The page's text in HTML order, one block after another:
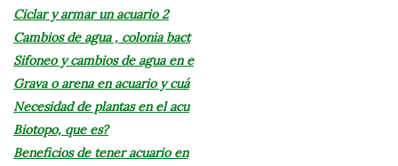
Ciclar y armar un acuario 2
Cambios de agua , colonia bact
Sifoneo y cambios de agua en e
Grava o arena en acuario y cuá
Necesidad de plantas en el acu
Biotopo, que es?
Beneficios de tener acuario en